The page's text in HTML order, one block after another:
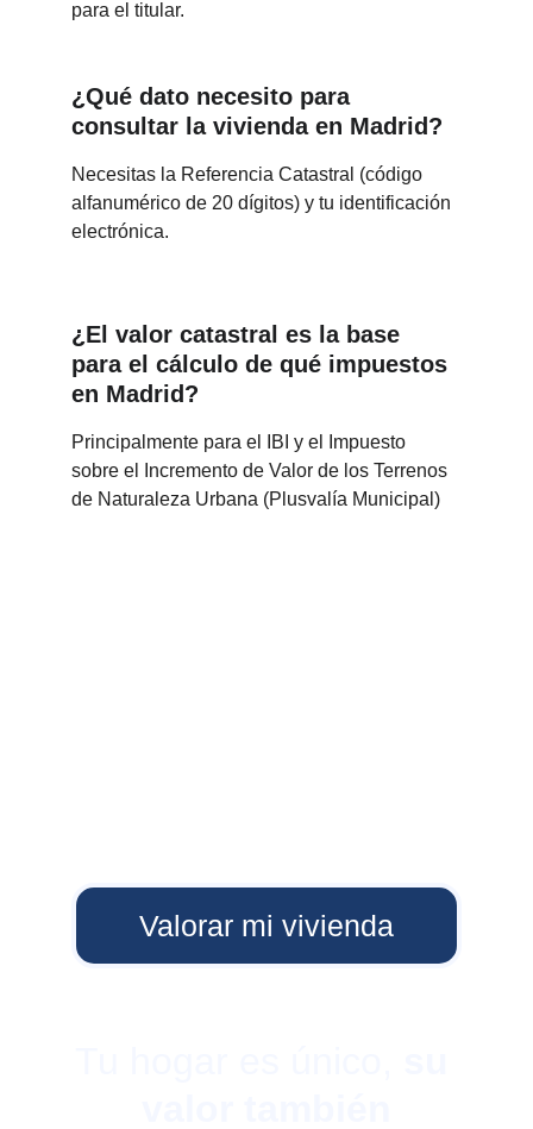
para el titular.
¿Qué dato necesito para
consultar la vivienda en Madrid?
Necesitas la Referencia Catastral (código
alfanumérico de 20 dígitos) y tu identificación
electrónica.
¿El valor catastral es la base
para el cálculo de qué impuestos
en Madrid?
Principalmente para el IBI y el Impuesto
sobre el Incremento de Valor de los Terrenos
de Naturaleza Urbana (Plusvalía Municipal)
Valorar mi vivienda